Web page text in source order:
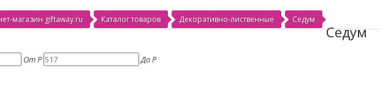
магазин giftaway.ru Каталог товаров Декоративно-лиственные Седум
Седум
ОтР ДоР